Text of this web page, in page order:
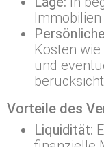
Kosten
und
Vorteile des
Liquidität: